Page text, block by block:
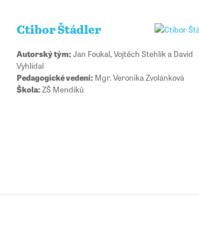
Ctibor Štádler
Autorský tým:Jan Foukal, Vojtěch Stehlík a David
Vyhlídal
Pedagogické vedení: Mgr. Veronika Zvolánková
Škola:ZŠ Mendíků